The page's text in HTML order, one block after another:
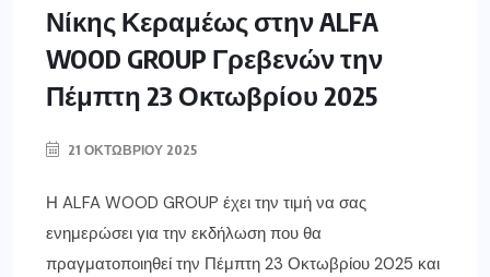
Νίκης Κεραμέως στην ALFA
WOOD GROUP Γρεβενών την
Πέμπτη 23 Οκτωβρίου 2025
21 ΟΚΤΩΒΡΊΟΥ 2025
Η ALFA WOOD GROUP έχει την τιμή να σας
ενημερώσει για την εκδήλωση που θα
πραγματοποιηθεί την Πέμπτη 23 Οκτωβρίου 2025 και